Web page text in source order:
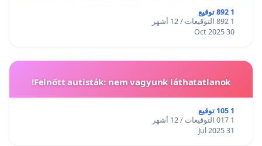
1 892 توقيع
1 892 التوقيعات / 12 أشهر
30 Oct 2025
Felnőtt autisták: nem vagyunk láthatatlanok!
1 105 توقيع
1 017 التوقيعات / 12 أشهر
31 Jul 2025